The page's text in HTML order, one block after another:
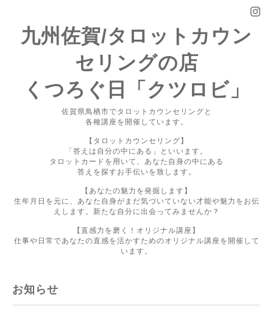
九州佐賀/タロットカウン
セリングの店
くつろぐ日「クツロビ」
佐賀県鳥栖市でタロットカウンセリングと
各種講座を開催しています。
【タロットカウンセリング】
「答えは自分の中にある」といいます。
タロットカードを用いて、あなた自身の中にある
答えを探すお手伝いを致します。
【あなたの魅力を発掘します】
生年月日を元に、あなた自身がまだ気づいていない才能や魅力をお伝
えします。新たな自分に出会ってみませんか？
【直感力を磨く！オリジナル講座】
仕事や日常であなたの直感を活かすためのオリジナル講座を開催して
います。
お知らせ